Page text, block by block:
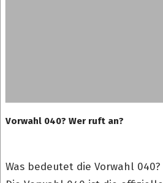
Vorwahl 040? Wer ruft an?
Was bedeutet die Vorwahl 040?